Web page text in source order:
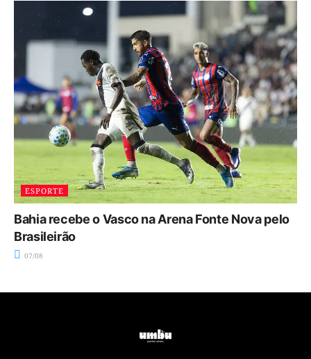
ESPORTE
Bahia recebe o Vasco na Arena Fonte Nova pelo
Brasileirão
07/08